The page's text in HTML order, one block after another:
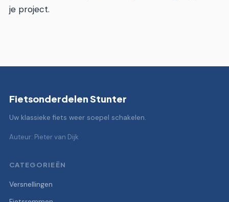
je project.
Fietsonderdelen Stunter
Uw klassieke fiets weer soepel schakelen.
Auteur: Pieter van Dijk
CATEGORIEËN
Versnellingen